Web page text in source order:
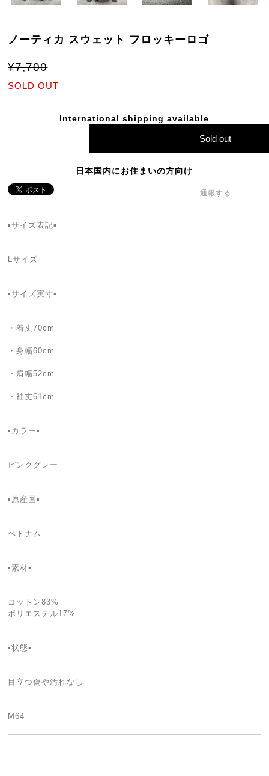
ノーティカ スウェット フロッキーロゴ
¥7,700
SOLD OUT
International shipping available
Sold out
日本国内にお住まいの方向け
通報する
▪サイズ表記▪
Lサイズ
▪サイズ実寸▪
・着丈70cm
・身幅60cm
・肩幅52cm
・袖丈61cm
▪カラー▪
ピンクグレー
▪原産国▪
ベトナム
▪素材▪
コットン83%
ポリエステル17%
▪状態▪
目立つ傷や汚れなし
M64